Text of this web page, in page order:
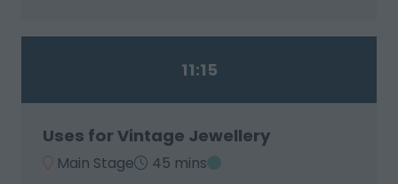
11:15
Uses for Vintage Jewellery
Main Stage 45 mins